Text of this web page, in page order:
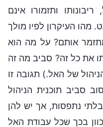
ותזמורו אינם
מהו העיקרון לפיו מולך
אותם? על מה הוא
את כל זה? סביב מה זה
של האל.) תגובה זו
סביב תוכנית הניהול
נתפסות, אך יש להן
בכך שכל עבודת האל